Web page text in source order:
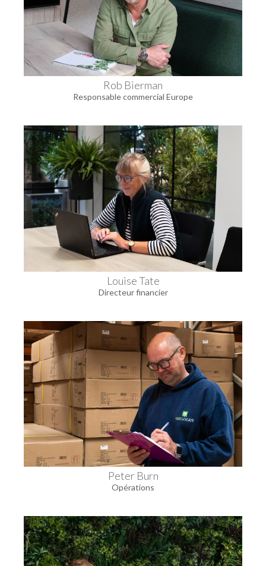
Rob Bierman
Responsable commercial Europe
Louise Tate
Directeur financier
Peter Burn
Opérations